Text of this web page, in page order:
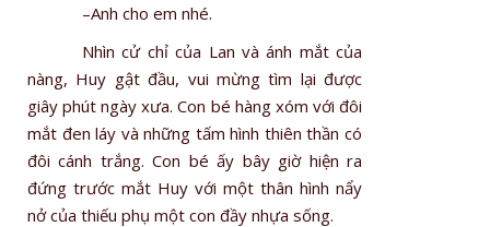
–Anh cho em nhé.
Nhìn cử chỉ của Lan và ánh mắt của
nàng, Huy gật đầu, vui mừng tìm lại được
giây phút ngày xưa. Con bé hàng xóm với đôi
mắt đen láy và những tấm hình thiên thần có
đôi cánh trắng. Con bé ấy bây giờ hiện ra
đứng trước mắt Huy với một thân hình nẩy
nở của thiếu phụ một con đầy nhựa sống.